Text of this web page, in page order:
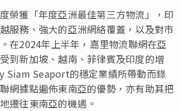
榮獲「年度亞洲最佳第三方物流」，印
服務、強大的亞洲網絡覆蓋，以及對市
在2024年上半年，嘉里物流聯網在亞
到新加坡、越南、菲律賓及印度的增
Siam Seaport的穩定業績所帶動而錄
網據點遍佈東南亞的優勢，亦有助其把
遷往東南亞的機遇。